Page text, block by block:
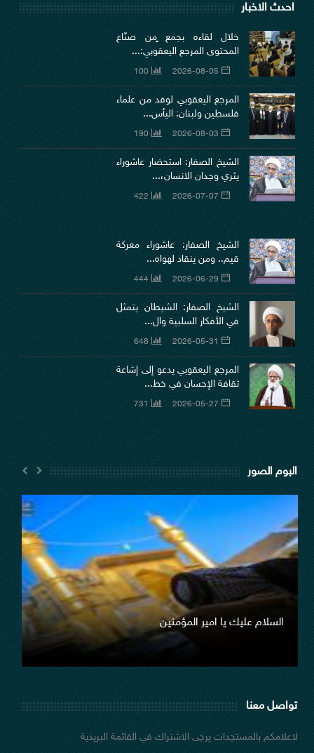
احدث الاخبار
خلال لقاءه بجمع ٍمن صنّاع
المحتوى المرجع اليعقوبي:...
2026-08-05
100
المرجع اليعقوبي لوفد من علماء
فلسطين ولبنان: اليأس...
2026-08-03
190
الشيخ الصفار: استحضار عاشوراء
يثري وجدان الانسان،...
2026-07-07
422
الشيخ الصفار: عاشوراء معركة
قيم.. ومن ينقاد لهواه...
2026-06-29
444
الشيخ الصفار: الشيطان يتمثل
في الأفكار السلبية وال...
2026-05-31
648
المرجع اليعقوبي يدعو إلى إشاعة
ثقافة الإحسان في خط...
2026-05-27
731
البوم الصور
السلام عليك يا امير المؤمنين
تواصل معنا
لاعلامكم بالمستجدات يرجى الاشتراك في القائمة البريدية